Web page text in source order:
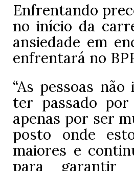
Enfrentando
no início da
ansiedade em
enfrentará no
“As pessoas
ter passado por
apenas por ser
posto onde
maiores e
para garantir